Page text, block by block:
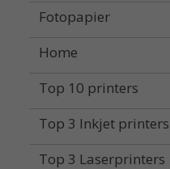
Fotopapier
Home
Top 10 printers
Top 3 Inkjet printers
Top 3 Laserprinters